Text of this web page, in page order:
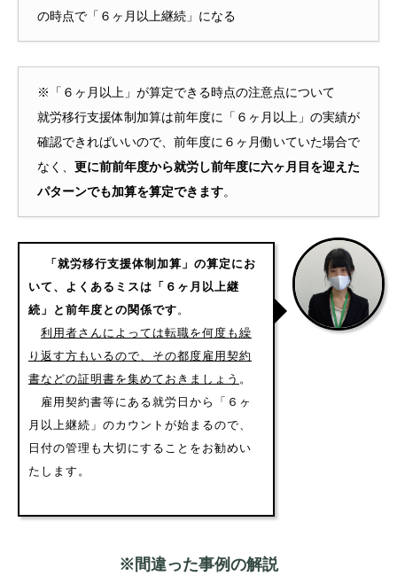
の時点で「６ヶ月以上継続」になる
※「６ヶ月以上」が算定できる時点の注意点について
就労移行支援体制加算は前年度に「６ヶ月以上」の実績が
確認できればいいので、前年度に６ヶ月働いていた場合で
なく、 更に前前年度から就労し前年度に六ヶ月目を迎えた
パターンでも加算を算定できます。
「就労移行支援体制加算」の算定にお
いて、よくあるミスは「６ヶ月以上継
続」と前年度との関係です。
利用者さんによっては転職を何度も繰
り返す方もいるので、その都度雇用契約
書などの証明書を集めておきましょう 。
雇用契約書等にある就労日から「６ヶ
月以上継続」のカウントが始まるので、
日付の管理も大切にすることをお勧めい
たします。
※間違った事例の解説